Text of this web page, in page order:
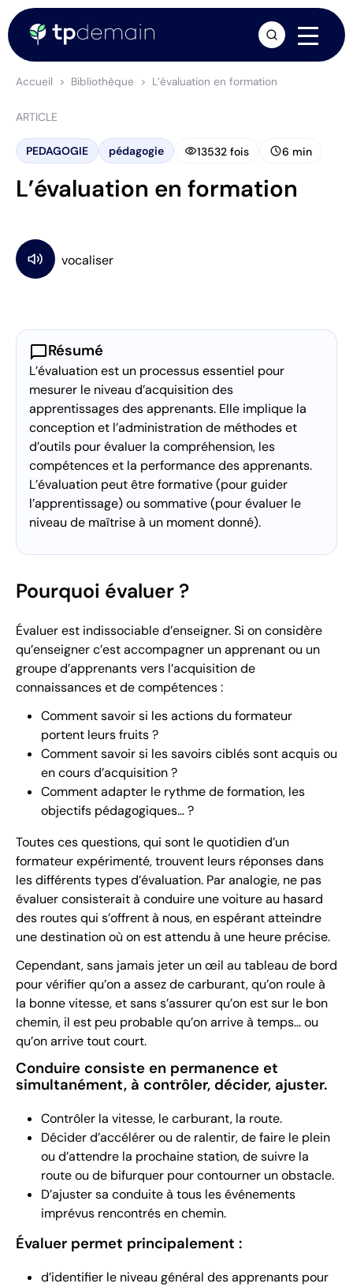
Accueil Bibliothèque L’évaluation en formation
ARTICLE
PEDAGOGIE pédagogie visibility13532 fois schedule6 min
L’évaluation en formation
chat_bubbleRésumé
L’évaluation est un processus essentiel pour
mesurer le niveau d’acquisition des
apprentissages des apprenants. Elle implique la
conception et l’administration de méthodes et
d’outils pour évaluer la compréhension, les
compétences et la performance des apprenants.
L’évaluation peut être formative (pour guider
l’apprentissage) ou sommative (pour évaluer le
niveau de maîtrise à un moment donné).
Pourquoi évaluer ?
Évaluer est indissociable d’enseigner. Si on considère
qu’enseigner c’est accompagner un apprenant ou un
groupe d’apprenants vers l’acquisition de
connaissances et de compétences :
Comment savoir si les actions du formateur
portent leurs fruits ?
Comment savoir si les savoirs ciblés sont acquis ou
en cours d’acquisition ?
Comment adapter le rythme de formation, les
objectifs pédagogiques… ?
Toutes ces questions, qui sont le quotidien d’un
formateur expérimenté, trouvent leurs réponses dans
les différents types d’évaluation. Par analogie, ne pas
évaluer consisterait à conduire une voiture au hasard
des routes qui s’offrent à nous, en espérant atteindre
une destination où on est attendu à une heure précise.
Cependant, sans jamais jeter un œil au tableau de bord
pour vérifier qu’on a assez de carburant, qu’on roule à
la bonne vitesse, et sans s’assurer qu’on est sur le bon
chemin, il est peu probable qu’on arrive à temps… ou
qu’on arrive tout court.
Conduire consiste en permanence et
simultanément, à contrôler, décider, ajuster.
Contrôler la vitesse, le carburant, la route.
Décider d’accélérer ou de ralentir, de faire le plein
ou d’attendre la prochaine station, de suivre la
route ou de bifurquer pour contourner un obstacle.
D’ajuster sa conduite à tous les événements
imprévus rencontrés en chemin.
Évaluer permet principalement :
d’identifier le niveau général des apprenants pour
arrow_forward